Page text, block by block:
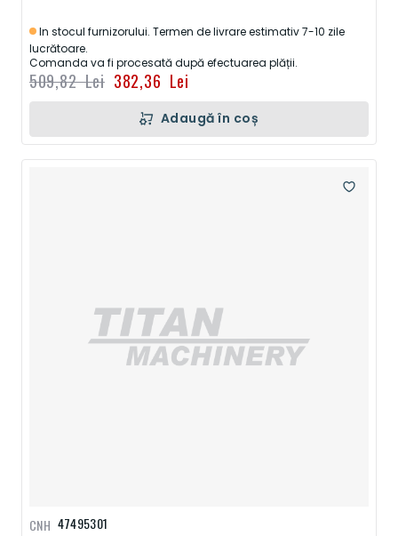
In stocul furnizorului. Termen de livrare estimativ 7-10 zile
lucrătoare.
Comanda va fi procesată după efectuarea plății.
382,36 Lei
509,82 Lei
Adaugă în coș
47495301
CNH